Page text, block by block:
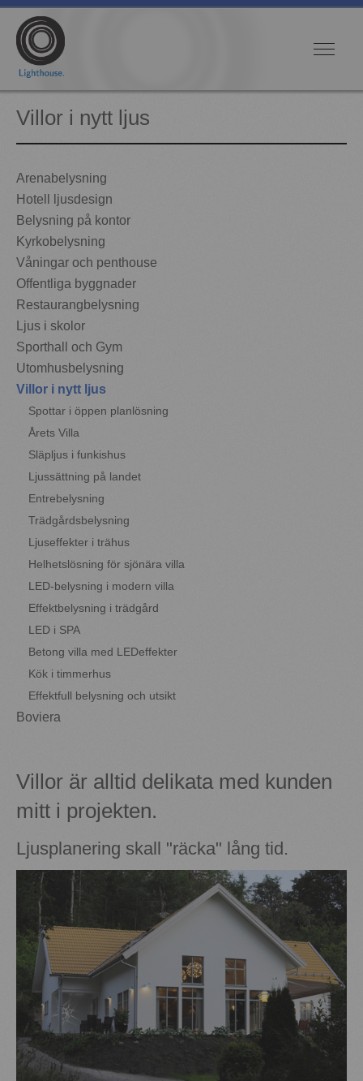
Villor i nytt ljus
Arenabelysning
Hotell ljusdesign
Belysning på kontor
Kyrkobelysning
Våningar och penthouse
Offentliga byggnader
Restaurangbelysning
Ljus i skolor
Sporthall och Gym
Utomhusbelysning
Villor i nytt ljus
Spottar i öppen planlösning
Årets Villa
Släpljus i funkishus
Ljussättning på landet
Entrebelysning
Trädgårdsbelysning
Ljuseffekter i trähus
Helhetslösning för sjönära villa
LED-belysning i modern villa
Effektbelysning i trädgård
LED i SPA
Betong villa med LEDeffekter
Kök i timmerhus
Effektfull belysning och utsikt
Boviera
Villor är alltid delikata med kunden
mitt i projekten.
Ljusplanering skall "räcka" lång tid.